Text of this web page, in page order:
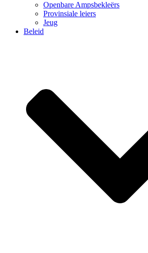
Openbare Ampsbekleërs
Provinsiale leiers
Jeug
Beleid